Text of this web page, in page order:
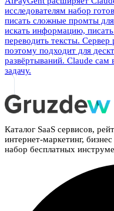
исследователям набор
писать сложные промты
искать информацию,
переводить тексты. Сервер
поэтому подходит для
развёртываний. Claude
задачу.
Каталог SaaS сервисов,
интернет-маркетинг,
набор бесплатных